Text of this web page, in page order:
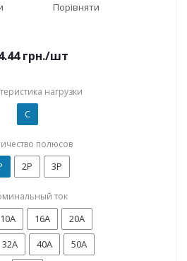
Порівняти
грн./шт
нагрузки
C
полюсов
2P 3P
ток
10А 16А
20А
32А 40А
50А